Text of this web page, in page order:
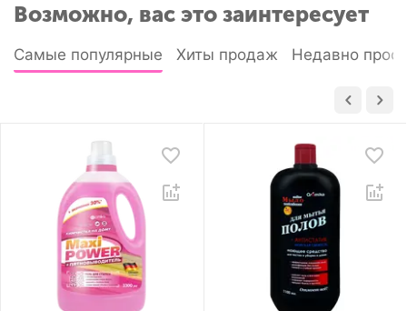
Возможно, вас это заинтересует
Самые популярные Хиты продаж Недавно